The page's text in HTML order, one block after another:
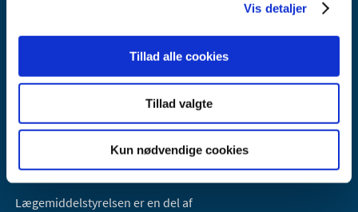
Vis detaljer
Tillad alle cookies
Tillad valgte
Kun nødvendige cookies
Axel Heides Gade 1
2300 København S
Email:dkma@dkma.dk
Lægemiddelstyrelsen er en del af